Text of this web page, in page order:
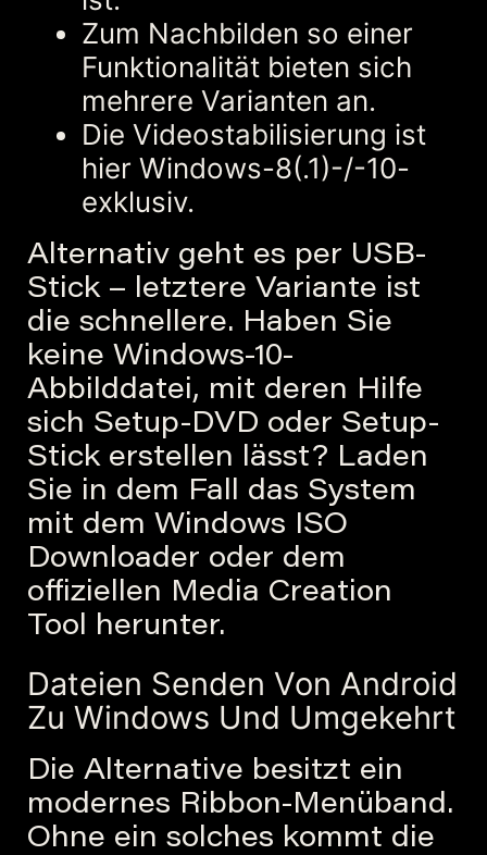
Zum Nachbilden so einer
Funktionalität bieten sich
mehrere Varianten an.
Die Videostabilisierung ist
hier Windows-8(.1)-/-10-
exklusiv.
Alternativ geht es per USB-
Stick – letztere Variante ist
die schnellere. Haben Sie
keine Windows-10-
Abbilddatei, mit deren Hilfe
sich Setup-DVD oder Setup-
Stick erstellen lässt? Laden
Sie in dem Fall das System
mit dem Windows ISO
Downloader oder dem
offiziellen Media Creation
Tool herunter.
Dateien Senden Von Android
Zu Windows Und Umgekehrt
Die Alternative besitzt ein
modernes Ribbon-Menüband.
Ohne ein solches kommt die